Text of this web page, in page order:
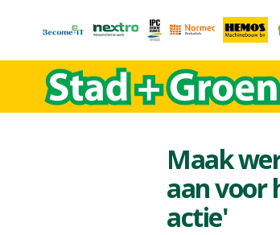
Maak
aan voor
actie'